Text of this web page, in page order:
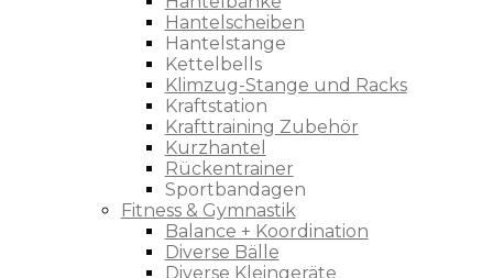
Hantelscheiben
Hantelstange
Kettelbells
Klimzug-Stange und Racks
Kraftstation
Krafttraining Zubehör
Kurzhantel
Rückentrainer
Sportbandagen
Fitness & Gymnastik
Balance + Koordination
Diverse Bälle
Diverse Kleingeräte